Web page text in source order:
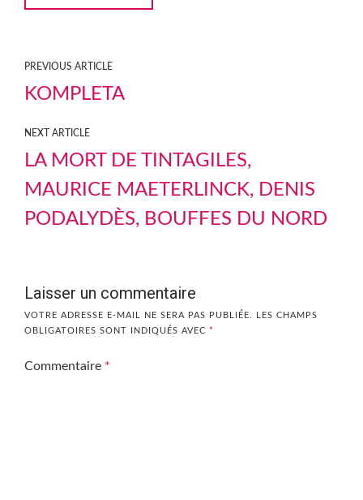
PREVIOUS ARTICLE
KOMPLETA
NEXT ARTICLE
LA MORT DE TINTAGILES,
MAURICE MAETERLINCK, DENIS
PODALYDÈS, BOUFFES DU NORD
Laisser un commentaire
VOTRE ADRESSE E-MAIL NE SERA PAS PUBLIÉE.
LES CHAMPS
OBLIGATOIRES SONT INDIQUÉS AVEC *
Commentaire *